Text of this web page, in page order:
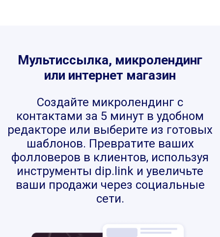
Мультиссылка, микролендинг
или интернет магазин
Создайте микролендинг с
контактами за 5 минут в удобном
редакторе или выберите из готовых
шаблонов. Превратите ваших
фолловеров в клиентов, используя
инструменты dip.link и увеличьте
ваши продажи через социальные
сети.